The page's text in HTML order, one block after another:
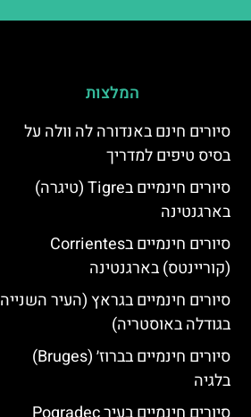
המלצות
סיורים חינם באנדורה לה וולה על
בסיס טיפים למדריך
סיורים חינמיים בTigre (טיגרה)
בארגנטינה
סיורים חינמיים בCorrientes
(קוריינטס) בארגנטינה
סיורים חינמיים בגראץ (העיר השנייה
בגודלה באוסטריה)
סיורים חינמיים בברוז׳ (Bruges)
בלגיה